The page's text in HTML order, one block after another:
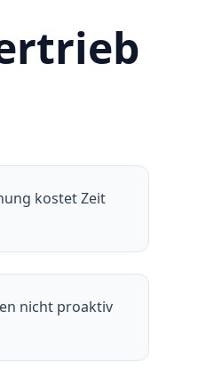
kostet Zeit
nicht proaktiv